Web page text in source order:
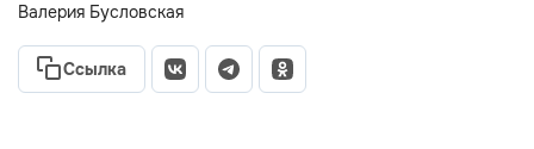
Валерия Бусловская
Ссылка